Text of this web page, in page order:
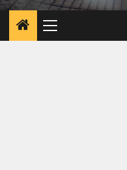
Menu
principal